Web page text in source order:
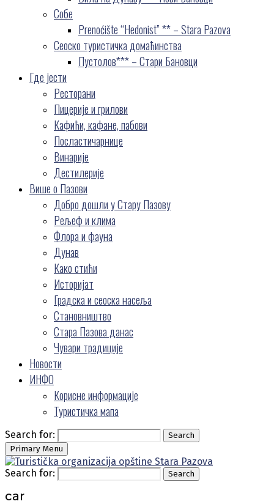
Собе
Prenoćište “Hedonist” ** – Stara Pazova
Сеоско туристичка домаћинства
Пустолов*** – Стари Бановци
Где јести
Ресторани
Пицерије и грилови
Кафићи, кафане, пабови
Посластичарнице
Винарије
Дестилерије
Више о Пазови
Добро дошли у Стару Пазову
Рељеф и клима
Флора и фауна
Дунав
Како стићи
Историјат
Градска и сеоска насеља
Становништво
Стара Пазова данас
Чувари традиције
Новости
ИНФО
Корисне информације
Туристичка мапа
Search for:
Search
Primary Menu
Search for: Search
car